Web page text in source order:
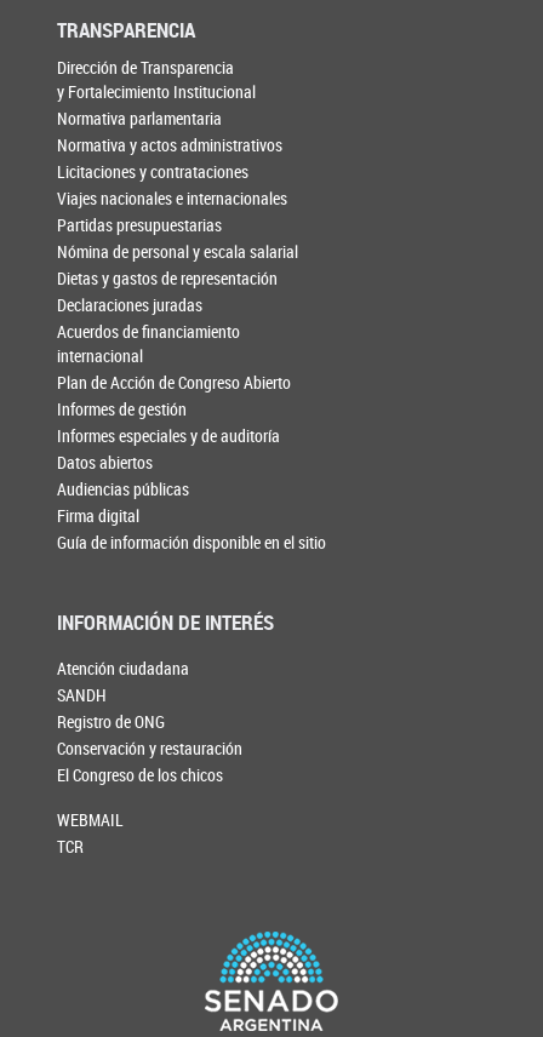
TRANSPARENCIA
Dirección de Transparencia
y Fortalecimiento Institucional
Normativa parlamentaria
Normativa y actos administrativos
Licitaciones y contrataciones
Viajes nacionales e internacionales
Partidas presupuestarias
Nómina de personal y escala salarial
Dietas y gastos de representación
Declaraciones juradas
Acuerdos de financiamiento
internacional
Plan de Acción de Congreso Abierto
Informes de gestión
Informes especiales y de auditoría
Datos abiertos
Audiencias públicas
Firma digital
Guía de información disponible en el sitio
INFORMACIÓN DE INTERÉS
Atención ciudadana
SANDH
Registro de ONG
Conservación y restauración
El Congreso de los chicos
WEBMAIL
TCR